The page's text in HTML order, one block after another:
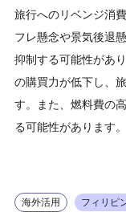
旅行へのリベンジ消
フレ懸念や景気後退
抑制する可能性があ
の購買力が低下し、
す。また、燃料費の
る可能性があります。
海外活用 フィリピ